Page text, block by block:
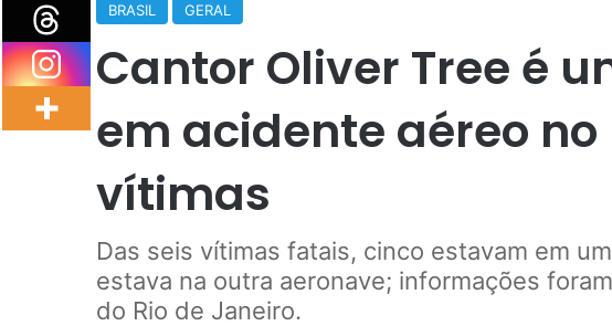
BRASIL GERAL
Cantor Oliver Tree é
em acidente aéreo no
vítimas
Das seis vítimas fatais, cinco estavam em
estava na outra aeronave; informações
do Rio de Janeiro.